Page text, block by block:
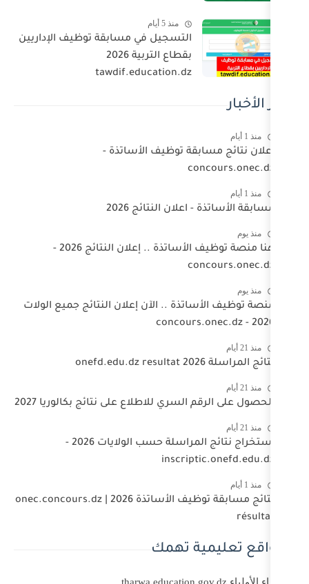
التسجيل في مسابقة توظيف الإداريين
بقطاع التربية 2026
tawdif.education.dz
توظيف الأساتذة -
النتائج 2026
هنا منصة توظيف الأساتذة .. إعلان النتائج 2026 -
.. الآن إعلان النتائج جميع الولات
للاطلاع على نتائج بكالوريا 2027
استخراج نتائج المراسلة حسب الولايات 2026 -
نتائج مسابقة توظيف الأساتذة 2026 | onec.concours.dz
تهمك